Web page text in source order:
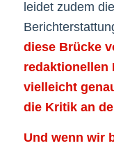
leidet zudem
diese Brücke
redaktionellen
vielleicht
die Kritik an
Und wenn wir